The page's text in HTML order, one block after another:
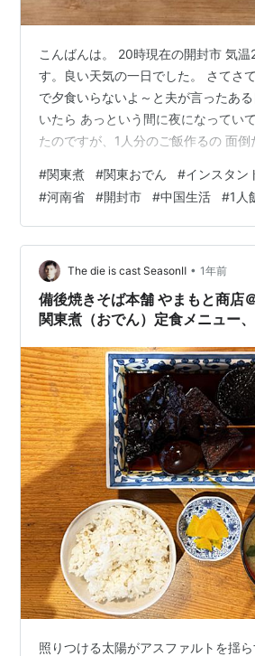
こんばんは。 20時現在の開封市 気
す。良い天気の一日でした。 さてさ
で夕食いらないよ～と夫が言ったあ
いたら あっという間に夜になってい
たのですが、1人分のご飯作るの 面倒
見つけました。 近所のスーパーで見
スタント食品。 関東煮のようなので
でんスナック』と書かれていました
で おでん？？ 日本語で書かれている
い。どんなのかとても 気になって つ
たものでした(…
#関東煮 #関東おでん #インスタン
#河南省 #開封市 #中国生活 #1人
The die is cast SeasonⅡ • 1年前
備後焼きそば本舗 やまもと商店
関東煮（おでん）定食メニュー
白飯の至福の共演について」
照りつける太陽がアスファルトを揺